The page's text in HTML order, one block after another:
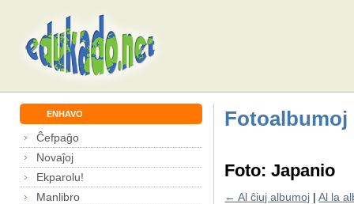
ENHAVO
Ĉefpaĝo
Novaĵoj
Ekparolu!
Manlibro
Fotoalbumoj
Foto: Japanio
← Al ĉiuj albumoj |Al la